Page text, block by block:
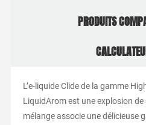
PRODUITS
L’e-liquide Clide de la gamme
LiquidArom est une explosion
mélange associe une délicieuse